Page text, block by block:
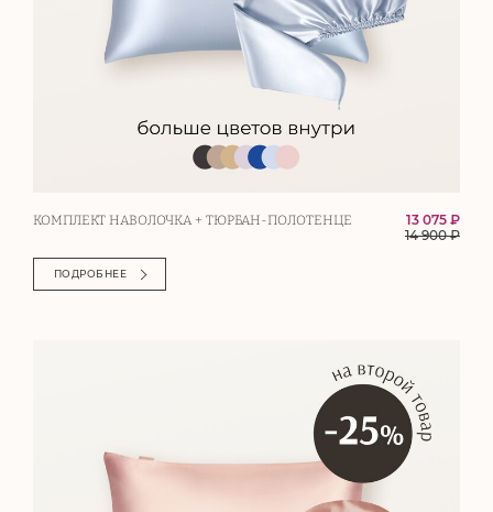
КОМПЛЕКТ НАВОЛОЧКА + ТЮРБАН-ПОЛОТЕНЦЕ
13 075 ₽
14 900₽
ПОДРОБНЕЕ